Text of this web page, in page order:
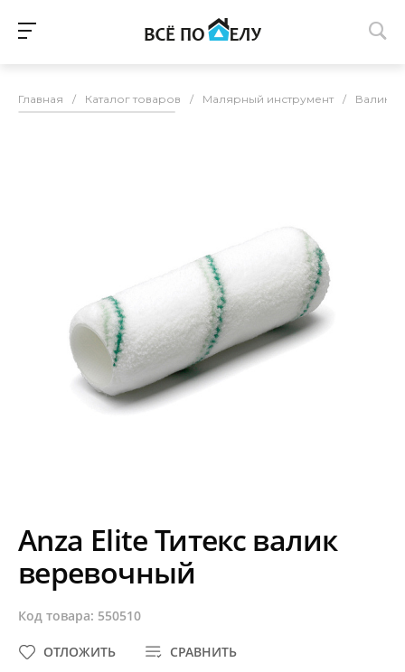
Главная / Каталог товаров / Малярный инструмент / Валики
Anza Elite Титекс валик
веревочный
Код товара: 550510
СРАВНИТЬ
ОТЛОЖИТЬ